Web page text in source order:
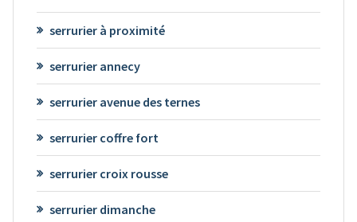
serrurier à proximité
serrurier annecy
serrurier avenue des ternes
serrurier coffre fort
serrurier croix rousse
serrurier dimanche